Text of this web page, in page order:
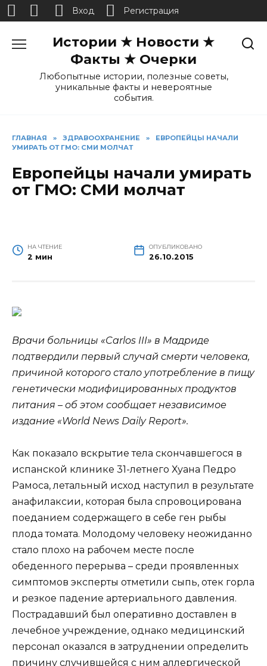
Истории ★ Новости ★
Факты ★ Очерки
Любопытные истории, полезные советы,
уникальные факты и невероятные
события.
ГЛАВНАЯ » ЗДРАВООХРАНЕНИЕ »
ЕВРОПЕЙЦЫ НАЧАЛИ
УМИРАТЬ ОТ ГМО: СМИ МОЛЧАТ
Европейцы начали умирать
от ГМО: СМИ молчат
НА ЧТЕНИЕ
2 мин
ОПУБЛИКОВАНО
26.10.2015
Врачи больницы «Carlos III» в Мадриде
подтвердили первый случай смерти человека,
причиной которого стало употребление в пищу
генетически модифицированных продуктов
питания – об этом сообщает независимое
издание «World News Daily Report».
Как показало вскрытие тела скончавшегося в
испанской клинике 31-летнего Хуана Педро
Рамоса, летальный исход наступил в результате
анафилаксии, которая была спровоцирована
поеданием содержащего в себе ген рыбы
плода томата. Молодому человеку неожиданно
стало плохо на рабочем месте после
обеденного перерыва – среди проявленных
симптомов эксперты отметили сыпь, отек горла
и резкое падение артериального давления.
Пострадавший был оперативно доставлен в
лечебное учреждение, однако медицинский
персонал оказался в затруднении определить
причину случившейся с ним аллергической
Вход Регистрация